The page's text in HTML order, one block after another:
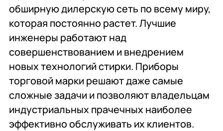
обширную дилерскую сеть по всему миру,
которая постоянно растет. Лучшие
инженеры работают над
совершенствованием и внедрением
новых технологий стирки. Приборы
торговой марки решают даже самые
сложные задачи и позволяют владельцам
индустриальных прачечных наиболее
эффективно обслуживать их клиентов.